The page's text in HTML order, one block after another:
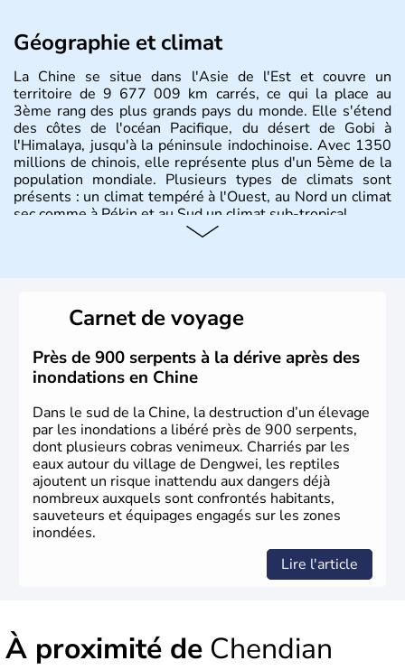
Géographie et climat
La Chine se situe dans l'Asie de l'Est et couvre un
territoire de 9 677 009 km carrés, ce qui la place au
3ème rang des plus grands pays du monde. Elle s'étend
des côtes de l'océan Pacifique, du désert de Gobi à
l'Himalaya, jusqu'à la péninsule indochinoise. Avec 1350
millions de chinois, elle représente plus d'un 5ème de la
population mondiale. Plusieurs types de climats sont
présents : un climat tempéré à l'Ouest, au Nord un climat
sec comme à Pékin et au Sud un climat sub-tropical.
dynasties. La dynastie Qing a été la dernière à régner
jusqu'aux guerres de l'opium lorsque la Chine s'est
constituée comme nation et a retrouvé son indépendance
en 1945. Illustre pays en matière d'inventions avant-
gardistes, la Chine a été la première utilisatrice du papier,
de l'imprimerie à caractères mobiles, de la boussole et de
la poudre à canon.
Carnet de voyage
Près de 900 serpents à la dérive après des
inondations en Chine
Dans le sud de la Chine, la destruction d’un élevage
par les inondations a libéré près de 900 serpents,
dont plusieurs cobras venimeux. Charriés par les
eaux autour du village de Dengwei, les reptiles
ajoutent un risque inattendu aux dangers déjà
nombreux auxquels sont confrontés habitants,
sauveteurs et équipages engagés sur les zones
inondées.
Lire l'article
À proximité de Chendian